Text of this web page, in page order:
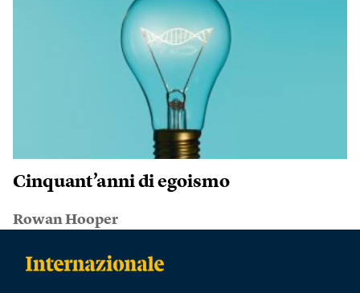
Cinquant’anni di egoismo
Rowan Hooper